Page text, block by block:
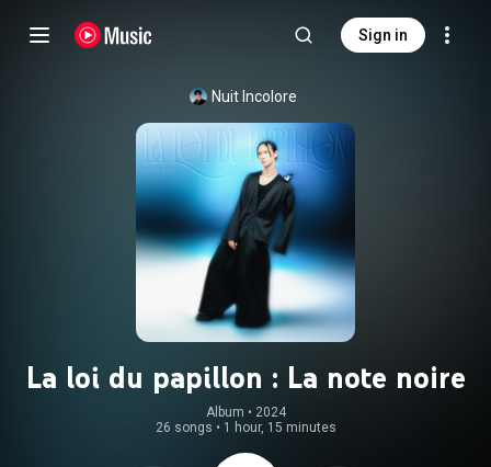
Sign in
Nuit Incolore
La loi du papillon : La note noire
Album • 2024
26 songs • 1 hour, 15 minutes